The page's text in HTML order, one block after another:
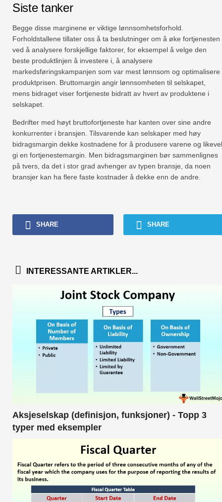
Siste tanker
Begge disse marginene er viktige lønnsomhetsforhold.
Forholdstallene tillater oss å ta beslutninger om å øke fortjenesten
ved å analysere forskjellige faktorer, for eksempel å velge den
beste produktlinjen å investere i, å analysere
markedsføringskampanjen som var mest lønnsom og optimalisere
produktprisen. Bruttomargin angir lønnsomheten til selskapet,
mens bidraget viser fortjeneste bidratt av hvert av produktene i
selskapet.
Bedrifter med høyt bruttofortjeneste har kanten over sine andre
konkurrenter i bransjen. Tilsvarende kan selskaper med høy
bidragsmargin dekke kostnadene for å produsere varene og likevel
gi en fortjenestemargin. Men bidragsmarginen bør sammenlignes
på tvers, da det i stor grad avhenger av typen bransje, da noen
bransjer kan ha flere faste kostnader å dekke enn de andre.
SHARE SHARE
INTERESSANTE ARTIKLER...
Aksjeselskap (definisjon, funksjoner) - Topp 3
typer med eksempler